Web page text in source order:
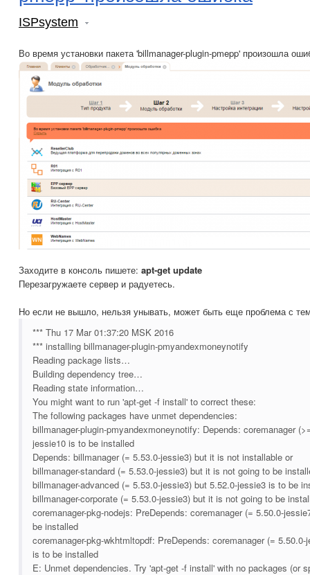
ISPsystem
Во время установки пакета 'billmanager-plugin-pmepp' произошла
Заходите в консоль пишете: apt-get update
Перезагружаете сервер и радуетесь.
Но если не вышло, нельзя унывать, может быть еще проблема с
*** Thu 17 Mar 01:37:20 MSK 2016
*** installing billmanager-plugin-pmyandexmoneynotify
Reading package lists…
Building dependency tree…
Reading state information…
You might want to run 'apt-get -f install' to correct these:
The following packages have unmet dependencies:
billmanager-plugin-pmyandexmoneynotify: Depends: coremanager
jessie10 is to be installed
Depends: billmanager (= 5.53.0-jessie3) but it is not installable or
billmanager-standard (= 5.53.0-jessie3) but it is not going to be
billmanager-advanced (= 5.53.0-jessie3) but 5.52.0-jessie3 is to be
billmanager-corporate (= 5.53.0-jessie3) but it is not going to be
coremanager-pkg-nodejs: PreDepends: coremanager (= 5.50.0-
be installed
coremanager-pkg-wkhtmltopdf: PreDepends: coremanager (=
is to be installed
E: Unmet dependencies. Try 'apt-get -f install' with no packages (or